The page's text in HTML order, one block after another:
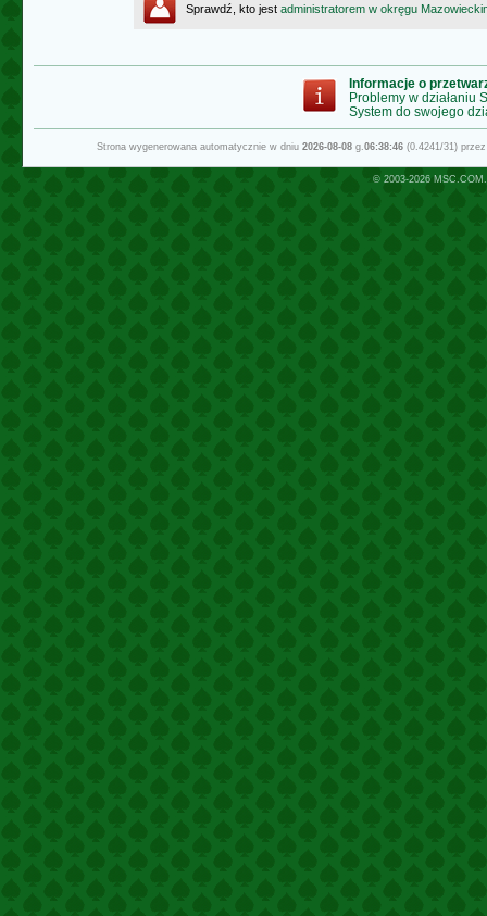
Sprawdź, kto jest administratorem w okręgu
Informacje o
Problemy w działaniu
System do swojego
Strona wygenerowana automatycznie w dniu 2026-08-08g.06:38:46(0.4241/31)
© 2003-2026